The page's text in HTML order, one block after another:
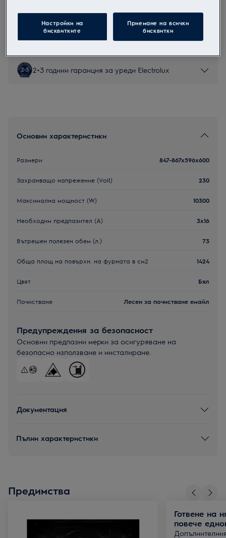
Инструкциите за безопасност и предупрежденията за
безопасност съгласно регламент на ЕС 2023/988 са
изброени в глава 1 и 2 на ръководството за потребителя.
За безопасно използване на продукта прочетете
2+3 години гаранция за уреди Electrolux
Основни характеристики
Размери 847-867x596x600
Захранващо напрежение (Volt) 230
Максимална мощност (W) 10300
Необходим предпазител (А) 3x16
Вътрешен полезен обем (л.) 73
Обща площ на повърхн. на фурната в см2 1424
Цвят Бял
Почистване Лесен за почистване емайл
Предупреждения за безопасност
Основни предпазни мерки за осигуряване на
безопасно използване и инсталиране.
Документация
Пълни характеристики
Предимства
Готвене на
повече
Настройки на
бисквитките
Приемане на всички
бисквитки